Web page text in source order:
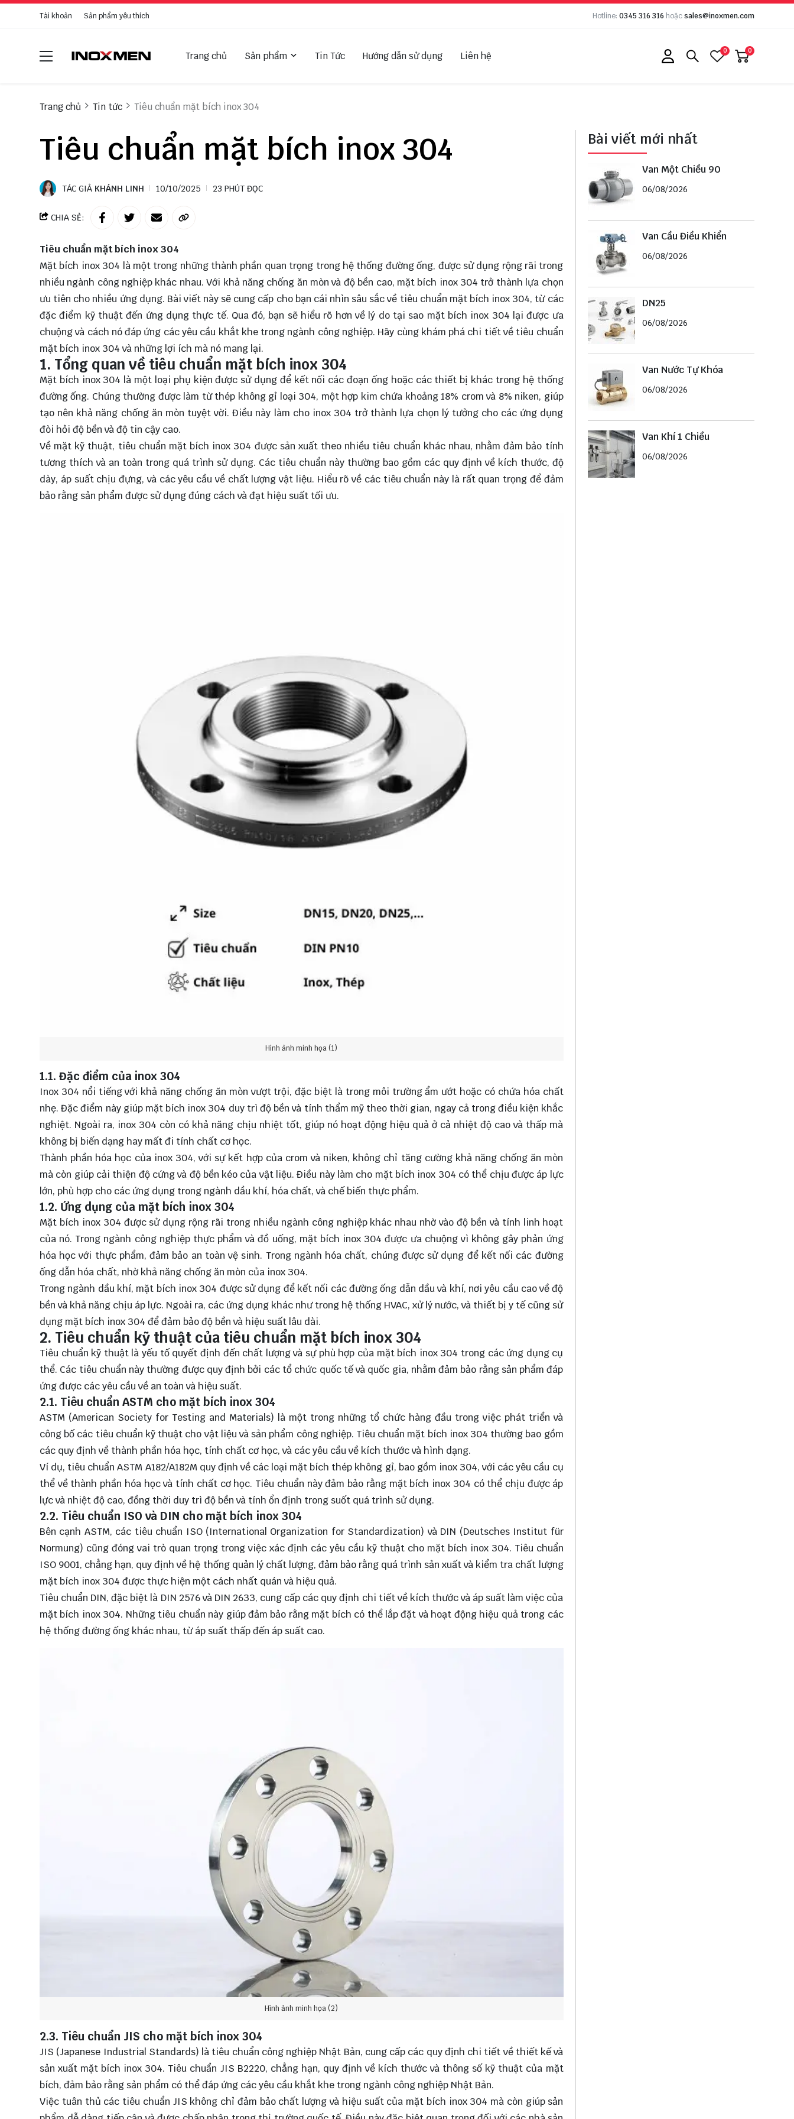
Tài khoản Sản phẩm yêu thích Hotline: 0345 316 316 hoặcsales@inoxmen.com
Trang chủ Sản phẩm Tin Tức Hướng dẫn sử dụng Liên hệ 0 0
Trang chủ Tin tức Tiêu chuẩn mặt bích inox 304
Tiêu chuẩn mặt bích inox 304
TÁC GIẢ KHÁNH LINH 10/10/2025 23 PHÚT ĐỌC
CHIA SẺ:
Tiêu chuẩn mặt bích inox 304
Mặt bích inox 304 là một trong những thành phần quan trọng trong hệ thống đường ống, được sử dụng rộng rãi trong
nhiều ngành công nghiệp khác nhau. Với khả năng chống ăn mòn và độ bền cao, mặt bích inox 304 trở thành lựa chọn
ưu tiên cho nhiều ứng dụng. Bài viết này sẽ cung cấp cho bạn cái nhìn sâu sắc về tiêu chuẩn mặt bích inox 304, từ các
đặc điểm kỹ thuật đến ứng dụng thực tế. Qua đó, bạn sẽ hiểu rõ hơn về lý do tại sao mặt bích inox 304 lại được ưa
chuộng và cách nó đáp ứng các yêu cầu khắt khe trong ngành công nghiệp. Hãy cùng khám phá chi tiết về tiêu chuẩn
mặt bích inox 304 và những lợi ích mà nó mang lại.
1. Tổng quan về tiêu chuẩn mặt bích inox 304
Mặt bích inox 304 là một loại phụ kiện được sử dụng để kết nối các đoạn ống hoặc các thiết bị khác trong hệ thống
đường ống. Chúng thường được làm từ thép không gỉ loại 304, một hợp kim chứa khoảng 18% crom và 8% niken, giúp
tạo nên khả năng chống ăn mòn tuyệt vời. Điều này làm cho inox 304 trở thành lựa chọn lý tưởng cho các ứng dụng
đòi hỏi độ bền và độ tin cậy cao.
Về mặt kỹ thuật, tiêu chuẩn mặt bích inox 304 được sản xuất theo nhiều tiêu chuẩn khác nhau, nhằm đảm bảo tính
tương thích và an toàn trong quá trình sử dụng. Các tiêu chuẩn này thường bao gồm các quy định về kích thước, độ
dày, áp suất chịu đựng, và các yêu cầu về chất lượng vật liệu. Hiểu rõ về các tiêu chuẩn này là rất quan trọng để đảm
bảo rằng sản phẩm được sử dụng đúng cách và đạt hiệu suất tối ưu.
Hình ảnh minh họa (1)
1.1. Đặc điểm của inox 304
Inox 304 nổi tiếng với khả năng chống ăn mòn vượt trội, đặc biệt là trong môi trường ẩm ướt hoặc có chứa hóa chất
nhẹ. Đặc điểm này giúp mặt bích inox 304 duy trì độ bền và tính thẩm mỹ theo thời gian, ngay cả trong điều kiện khắc
nghiệt. Ngoài ra, inox 304 còn có khả năng chịu nhiệt tốt, giúp nó hoạt động hiệu quả ở cả nhiệt độ cao và thấp mà
không bị biến dạng hay mất đi tính chất cơ học.
Thành phần hóa học của inox 304, với sự kết hợp của crom và niken, không chỉ tăng cường khả năng chống ăn mòn
mà còn giúp cải thiện độ cứng và độ bền kéo của vật liệu. Điều này làm cho mặt bích inox 304 có thể chịu được áp lực
lớn, phù hợp cho các ứng dụng trong ngành dầu khí, hóa chất, và chế biến thực phẩm.
1.2. Ứng dụng của mặt bích inox 304
Mặt bích inox 304 được sử dụng rộng rãi trong nhiều ngành công nghiệp khác nhau nhờ vào độ bền và tính linh hoạt
của nó. Trong ngành công nghiệp thực phẩm và đồ uống, mặt bích inox 304 được ưa chuộng vì không gây phản ứng
hóa học với thực phẩm, đảm bảo an toàn vệ sinh. Trong ngành hóa chất, chúng được sử dụng để kết nối các đường
ống dẫn hóa chất, nhờ khả năng chống ăn mòn của inox 304.
Trong ngành dầu khí, mặt bích inox 304 được sử dụng để kết nối các đường ống dẫn dầu và khí, nơi yêu cầu cao về độ
bền và khả năng chịu áp lực. Ngoài ra, các ứng dụng khác như trong hệ thống HVAC, xử lý nước, và thiết bị y tế cũng sử
dụng mặt bích inox 304 để đảm bảo độ bền và hiệu suất lâu dài.
2. Tiêu chuẩn kỹ thuật của tiêu chuẩn mặt bích inox 304
Tiêu chuẩn kỹ thuật là yếu tố quyết định đến chất lượng và sự phù hợp của mặt bích inox 304 trong các ứng dụng cụ
thể. Các tiêu chuẩn này thường được quy định bởi các tổ chức quốc tế và quốc gia, nhằm đảm bảo rằng sản phẩm đáp
ứng được các yêu cầu về an toàn và hiệu suất.
2.1. Tiêu chuẩn ASTM cho mặt bích inox 304
ASTM (American Society for Testing and Materials) là một trong những tổ chức hàng đầu trong việc phát triển và
công bố các tiêu chuẩn kỹ thuật cho vật liệu và sản phẩm công nghiệp. Tiêu chuẩn mặt bích inox 304 thường bao gồm
các quy định về thành phần hóa học, tính chất cơ học, và các yêu cầu về kích thước và hình dạng.
Ví dụ, tiêu chuẩn ASTM A182/A182M quy định về các loại mặt bích thép không gỉ, bao gồm inox 304, với các yêu cầu cụ
thể về thành phần hóa học và tính chất cơ học. Tiêu chuẩn này đảm bảo rằng mặt bích inox 304 có thể chịu được áp
lực và nhiệt độ cao, đồng thời duy trì độ bền và tính ổn định trong suốt quá trình sử dụng.
2.2. Tiêu chuẩn ISO và DIN cho mặt bích inox 304
Bên cạnh ASTM, các tiêu chuẩn ISO (International Organization for Standardization) và DIN (Deutsches Institut für
Normung) cũng đóng vai trò quan trọng trong việc xác định các yêu cầu kỹ thuật cho mặt bích inox 304. Tiêu chuẩn
ISO 9001, chẳng hạn, quy định về hệ thống quản lý chất lượng, đảm bảo rằng quá trình sản xuất và kiểm tra chất lượng
mặt bích inox 304 được thực hiện một cách nhất quán và hiệu quả.
Tiêu chuẩn DIN, đặc biệt là DIN 2576 và DIN 2633, cung cấp các quy định chi tiết về kích thước và áp suất làm việc của
mặt bích inox 304. Những tiêu chuẩn này giúp đảm bảo rằng mặt bích có thể lắp đặt và hoạt động hiệu quả trong các
hệ thống đường ống khác nhau, từ áp suất thấp đến áp suất cao.
Hình ảnh minh họa (2)
2.3. Tiêu chuẩn JIS cho mặt bích inox 304
JIS (Japanese Industrial Standards) là tiêu chuẩn công nghiệp Nhật Bản, cung cấp các quy định chi tiết về thiết kế và
sản xuất mặt bích inox 304. Tiêu chuẩn JIS B2220, chẳng hạn, quy định về kích thước và thông số kỹ thuật của mặt
bích, đảm bảo rằng sản phẩm có thể đáp ứng các yêu cầu khắt khe trong ngành công nghiệp Nhật Bản.
Việc tuân thủ các tiêu chuẩn JIS không chỉ đảm bảo chất lượng và hiệu suất của mặt bích inox 304 mà còn giúp sản
Bài viết mới nhất
Van Một Chiều 90
06/08/2026
Van Cầu Điều Khiển
06/08/2026
DN25
06/08/2026
Van Nước Tự Khóa
06/08/2026
Van Khí 1 Chiều
06/08/2026